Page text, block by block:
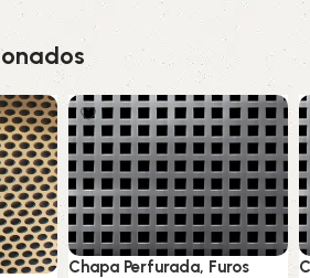
Chapa Perfurada, Furos